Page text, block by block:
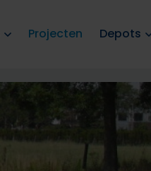
Projecten Depots